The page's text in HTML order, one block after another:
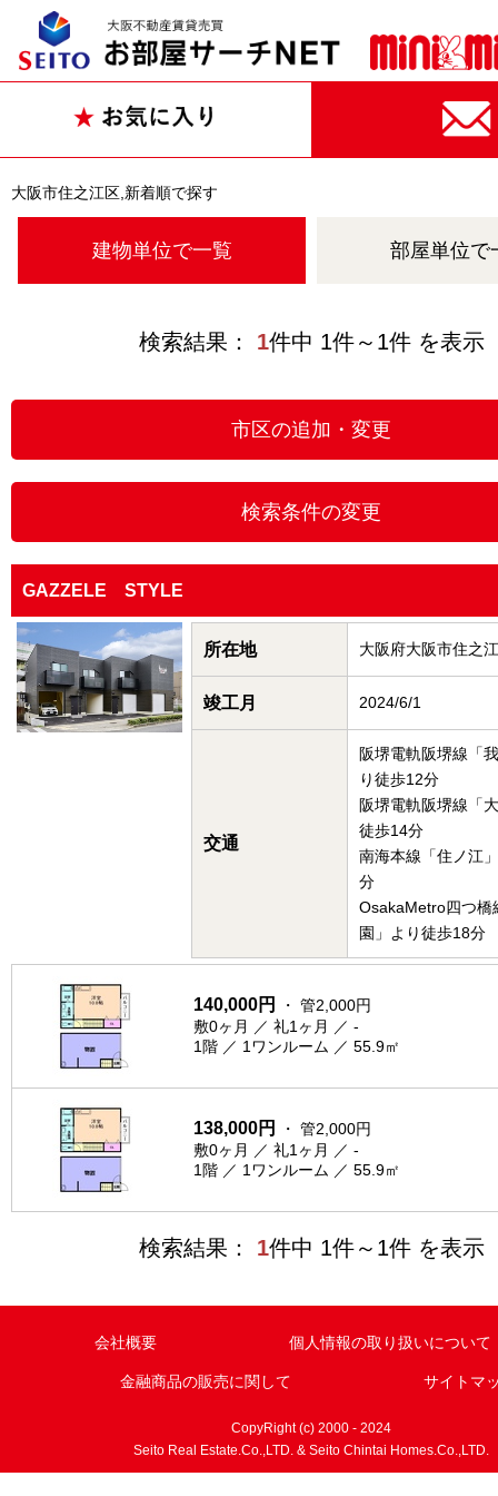
大阪市住之江区,新着順で探す
建物単位で一覧 部屋単位で
検索結果： 1件中 1件～1件 を表示
GAZZELE STYLE
所在地 大阪府大阪市住之
竣工月 2024/6/1
交通
阪堺電軌阪堺線「
り徒歩12分
阪堺電軌阪堺線「
徒歩14分
南海本線「住ノ江
分
OsakaMetro四つ橋
園」より徒歩18分
140,000円
・ 管2,000円
敷0ヶ月 ／ 礼1ヶ月 ／ -
1階 ／ 1ワンルーム ／ 55.9㎡
138,000円
・ 管2,000円
敷0ヶ月 ／ 礼1ヶ月 ／ -
1階 ／ 1ワンルーム ／ 55.9㎡
検索結果： 1件中 1件～1件 を表示
会社概要 個人情報の取り扱いについて
金融商品の販売に関して サイトマ
CopyRight (c) 2000 - 2024
Seito Real Estate.Co.,LTD. & Seito Chintai Homes.Co.,LTD.